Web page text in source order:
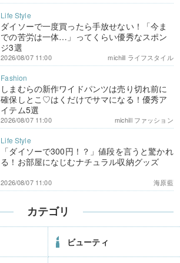
ダイソーで一度買ったら手放せない！「今ま
での苦労は一体…」ってくらい優秀なスポン
ジ3選
michill ライフスタイル
2026/08/07 11:00
しまむらの新作ワイドパンツは売り切れ前に
確保しとこ♡はくだけでサマになる！優秀ア
イテム5選
michill ファッション
2026/08/07 11:00
「ダイソーで300円！？」値段を言うと驚かれ
る！お部屋になじむナチュラル収納グッズ
海原藍
2026/08/07 11:00
カテゴリ
ビューティ